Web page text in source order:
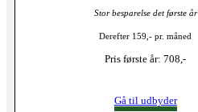
Stor besparelse det første år
Derefter 159,- pr. måned
Pris første år: 708,-
Gå til udbyder